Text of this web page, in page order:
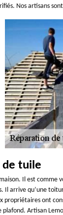
Nos artisans
de tuile
Il est comme
arrive qu’une
ont
Artisan